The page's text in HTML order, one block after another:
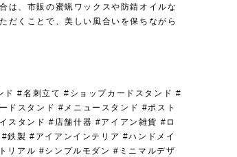
は、市販の蜜蝋ワックスや防錆オイルな
だくことで、美しい風合いを保ちながら
ド #名刺立て #ショップカードスタンド #
ドスタンド #メニュースタンド #ポスト
スタンド #店舗什器 #アイアン雑貨 #ロ
鉄製 #アイアンインテリア #ハンドメイ
リアル #シンプルモダン #ミニマルデザ